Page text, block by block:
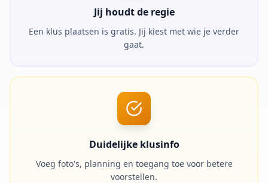
Jij houdt de regie
Een klus plaatsen is gratis. Jij kiest met wie je verder
gaat.
Duidelijke klusinfo
Voeg foto's, planning en toegang toe voor betere
voorstellen.